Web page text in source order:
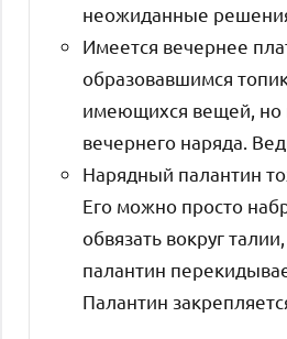
неожиданные
Имеется вечернее
образовавшимся
имеющихся вещей, но
вечернего наряда.
Нарядный палантин
Его можно просто
обвязать вокруг
палантин
Палантин